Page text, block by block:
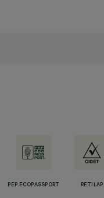
PEP ECOPASSPORT RETILAP